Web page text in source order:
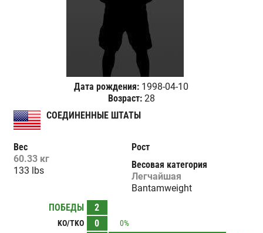
Дата рождения: 1998-04-10
Возраст:28
СОЕДИНЕННЫЕ ШТАТЫ
Вес
60.33 кг
133 lbs
Рост
Весовая категория
Легчайшая
Bantamweight
ПОБЕДЫ
2
KO/TKO 0
0%